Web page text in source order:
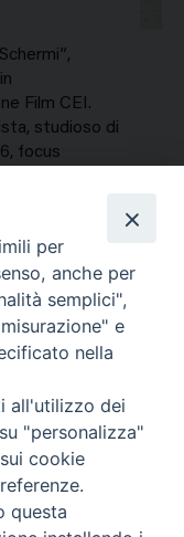
Film CEI.
studioso di
focus
per
anche per
semplici",
e
nella
all'utilizzo dei
"personalizza"
cookie
questa